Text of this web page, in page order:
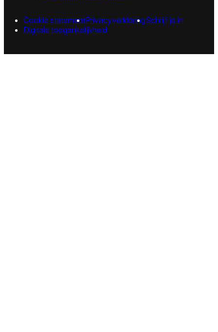
Cookie statementPrivacyverklaringSchrijf je in
Digitale toegankelijkheid